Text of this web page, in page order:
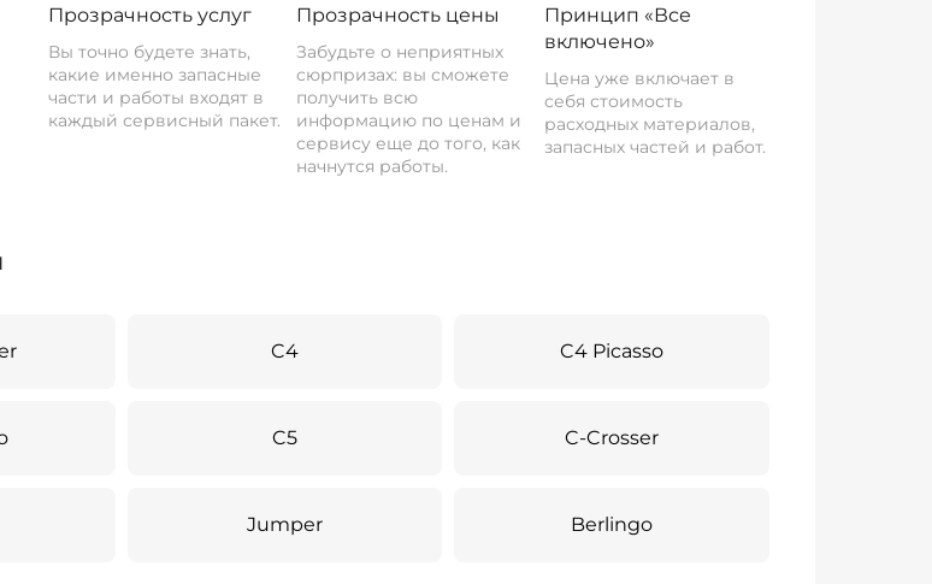
Прозрачность услуг
Вы точно будете знать,
какие именно запасные
части и работы входят в
каждый сервисный пакет.
Прозрачность цены
Забудьте о неприятных
сюрпризах: вы сможете
получить всю
информацию по ценам и
сервису еще до того, как
начнутся работы.
Принцип «Все
включено»
Цена уже включает в
себя стоимость
расходных материалов,
запасных частей и работ.
C4 C4 Picasso
C5 C-Crosser
Jumper Berlingo